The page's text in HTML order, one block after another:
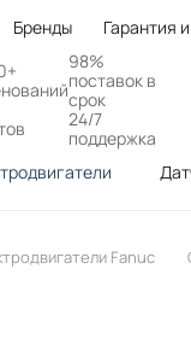
Бренды Гарантия
98%
поставок в
срок
24/7
поддержка
Fanuc